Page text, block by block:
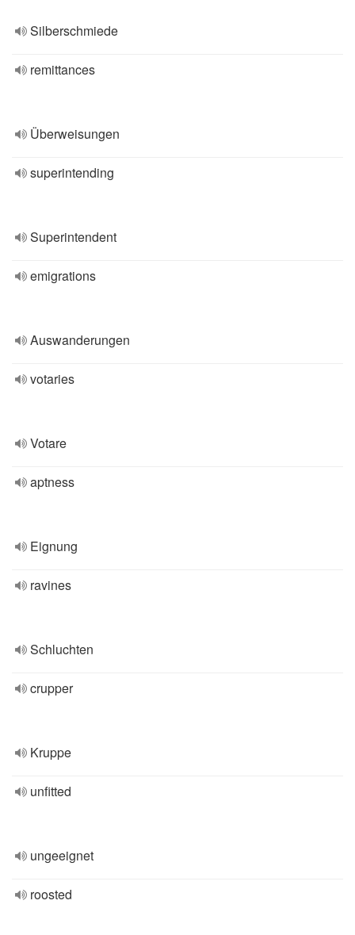
Silberschmiede
remittances
Überweisungen
superintending
Superintendent
emigrations
Auswanderungen
votaries
Votare
aptness
Eignung
ravines
Schluchten
crupper
Kruppe
unfitted
ungeeignet
roosted